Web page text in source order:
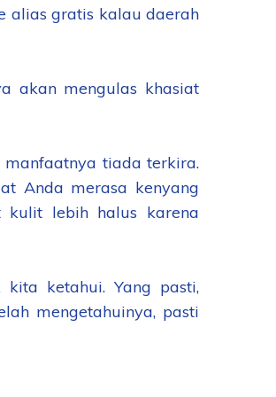
alias gratis kalau daerah
akan mengulas khasiat
tiada terkira.
Anda merasa kenyang
kulit lebih halus karena
ketahui. Yang pasti,
mengetahuinya, pasti